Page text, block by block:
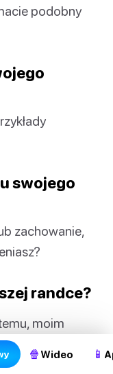
podobny
swojego
zachowanie,
randce?
moim
szczegółach.
🍿 Wideo 📱